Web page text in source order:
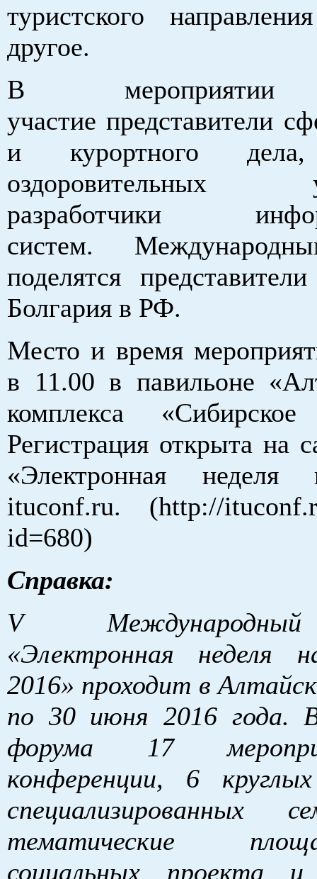
туристского
другое.
В мероприятии
участие представители
и курортного дела,
оздоровительных
разработчики
систем.
поделятся
Болгария в РФ.
Место и время
в 11.00 в павильоне
комплекса «Сибирское
Регистрация открыта на
«Электронная
ituconf.ru. (http://
id=680)
Справка:
V
«Электронная неделя
2016» проходит в
по 30 июня 2016 года.
форума 17
конференции, 6
специализированных
тематические
социальных проекта